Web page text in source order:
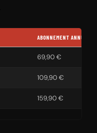
ABONNEMENT ANNUEL
69,90 €
109,90 €
159,90 €